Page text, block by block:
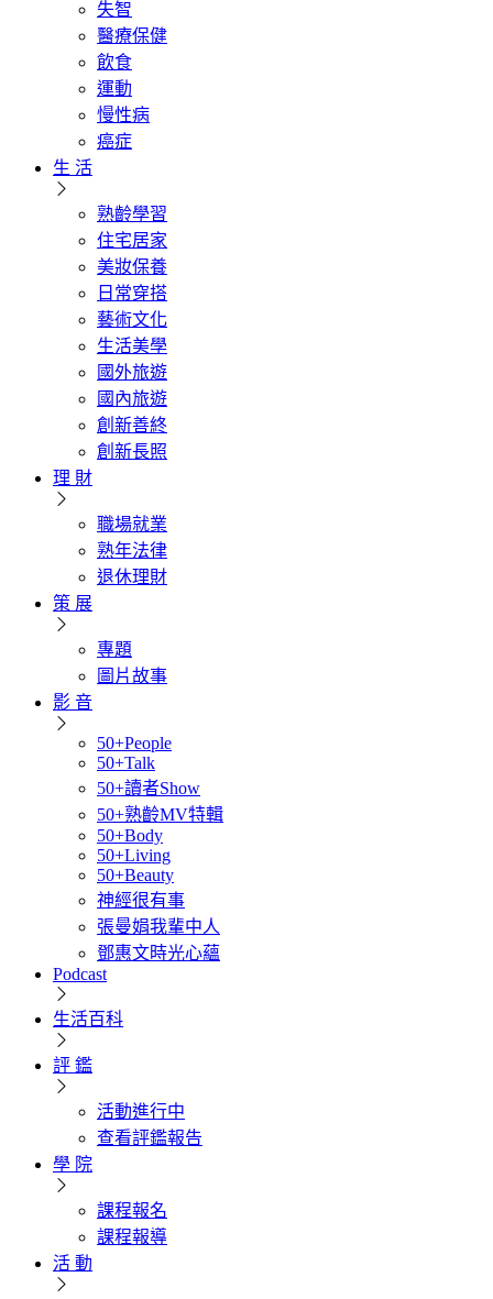
失智
醫療保健
飲食
運動
慢性病
癌症
生 活
熟齡學習
住宅居家
美妝保養
日常穿搭
藝術文化
生活美學
國外旅遊
國內旅遊
創新善終
創新長照
理 財
職場就業
熟年法律
退休理財
策 展
專題
圖片故事
影 音
50+People
50+Talk
50+讀者Show
50+熟齡MV特輯
50+Body
50+Living
50+Beauty
神經很有事
張曼娟我輩中人
鄧惠文時光心蘊
Podcast
生活百科
評 鑑
活動進行中
查看評鑑報告
學 院
課程報名
課程報導
活 動